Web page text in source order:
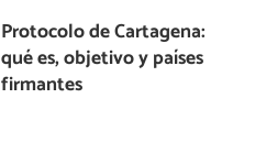
Protocolo de Cartagena:
qué es, objetivo y países
firmantes